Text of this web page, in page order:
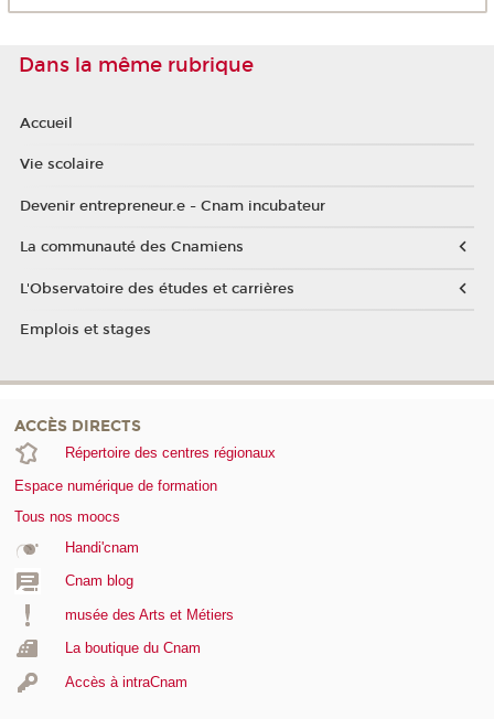
Dans la même rubrique
Accueil
Vie scolaire
Devenir entrepreneur.e - Cnam incubateur
La communauté des Cnamiens
L'Observatoire des études et carrières
Emplois et stages
ACCÈS DIRECTS
Répertoire des centres régionaux
Espace numérique de formation
Tous nos moocs
Handi'cnam
Cnam blog
musée des Arts et Métiers
La boutique du Cnam
Accès à intraCnam